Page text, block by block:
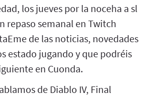
los jueves por la noceha a sl
repaso semanal en Twitch
de las noticias, novedades
estado jugando y que podréis
en Cuonda.
de Diablo IV, Final